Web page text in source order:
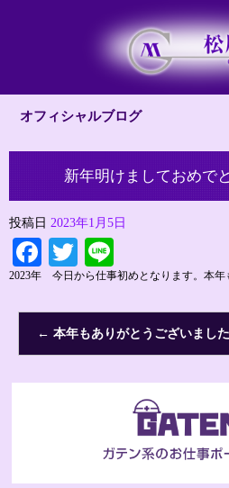
オフィシャルブログ
新年明けましておめで
投稿日 2023年1月5日
Facebook
Twitter
2023年 今日から仕事初めとなります。本年
← 本年もありがとうございました